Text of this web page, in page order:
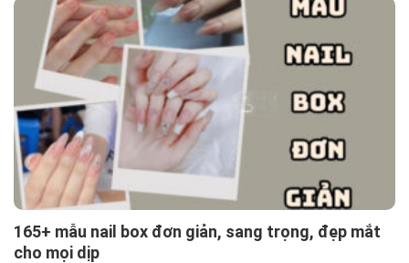
165+ mẫu nail box đơn giản, sang trọng, đẹp mắt
cho mọi dịp